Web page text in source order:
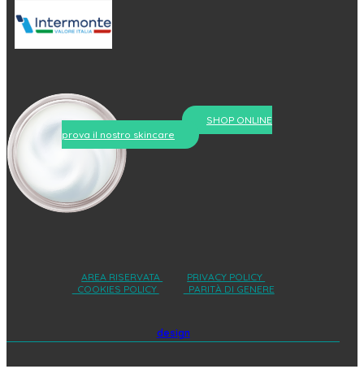
SHOP ONLINE
prova il nostro skincare
AREA RISERVATA
PRIVACY POLICY
COOKIES POLICY
PARITÀ DI GENERE
design